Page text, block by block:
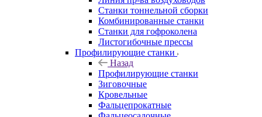
Станки тоннельной сборки
Комбинированные станки
Станки для гофроколена
Листогибочные прессы
Профилирующие станки
Назад
Профилирующие станки
Зиговочные
Кровельные
Фальцепрокатные